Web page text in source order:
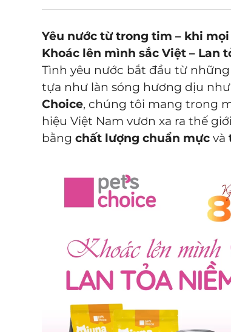
Yêu nước từ trong tim – khi
Khoác lên mình sắc Việt – Lan
Tình yêu nước bắt đầu từ
tựa như làn sóng hương dịu
Choice, chúng tôi mang trong
hiệu Việt Nam vươn xa ra thế
bằngchất lượng chuẩn mực và